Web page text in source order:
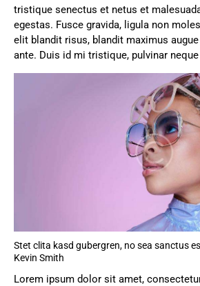
tristique senectus et netus et
egestas. Fusce gravida, ligula non
elit blandit risus, blandit maximus
ante. Duis id mi tristique, pulvinar
Stet clita kasd gubergren, no sea sanctus
Kevin Smith
Lorem ipsum dolor sit amet,